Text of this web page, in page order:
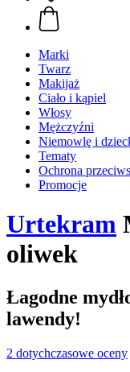
Marki
Twarz
Makijaż
Ciało i kąpiel
Włosy
Mężczyźni
Niemowlę i
Tematy
Ochrona
Promocje
Urtekram
oliwek
Łagodne
lawendy!
2 dotychczasowe oceny